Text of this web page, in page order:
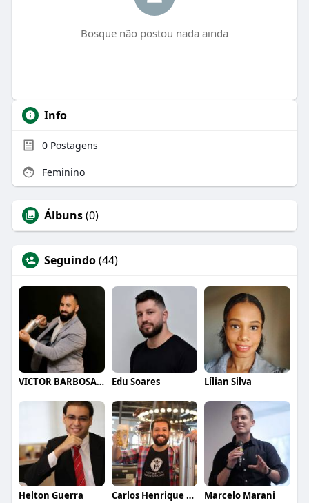
Bosque não postou nada ainda
Info
0Postagens
Feminino
Álbuns(0)
Seguindo(44)
VICTOR BARBOSA QUARANTA Edu Soares Lílian Silva
Helton Guerra Carlos Henrique de Faria Vasconcelos Marcelo Marani